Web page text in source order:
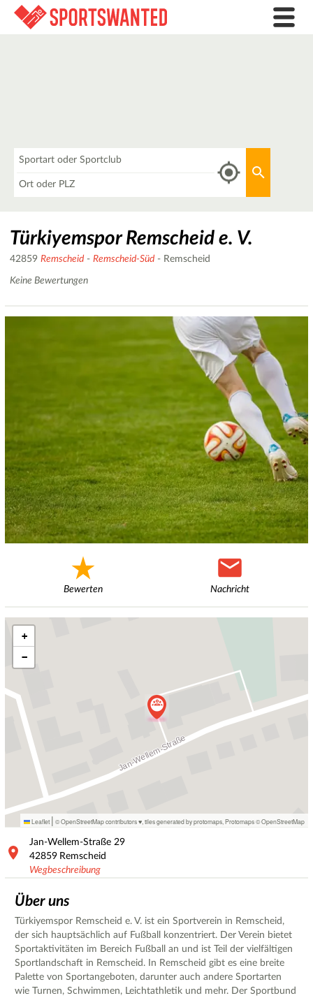
Türkiyemspor Remscheid e. V.
42859 Remscheid - Remscheid-Süd - Remscheid
Keine Bewertungen
Bewerten Nachricht
+
−
Leaflet | © OpenStreetMap contributors ♥, tiles generated by protomaps Protomaps©OpenStreetMap
Jan-Wellem-Straße 29
42859 Remscheid
Wegbeschreibung
Über uns
Türkiyemspor Remscheid e. V. ist ein Sportverein in Remscheid,
der sich hauptsächlich auf Fußball konzentriert. Der Verein bietet
Sportaktivitäten im Bereich Fußball an und ist Teil der vielfältigen
Sportlandschaft in Remscheid. In Remscheid gibt es eine breite
Palette von Sportangeboten, darunter auch andere Sportarten
wie Turnen, Schwimmen, Leichtathletik und mehr. Der Sportbund